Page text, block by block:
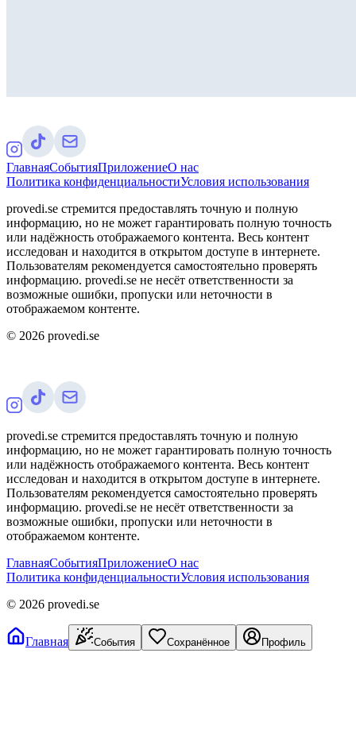
ГлавнаяСобытияПриложениеО нас
Политика конфиденциальностиУсловия использования
provedi.se стремится предоставлять точную и полную
информацию, но не может гарантировать полную точность
или надёжность отображаемого контента. Весь контент
исследован и находится в открытом доступе в интернете.
Пользователям рекомендуется самостоятельно проверять
информацию. provedi.se не несёт ответственности за
возможные ошибки, пропуски или неточности в
отображаемом контенте.
© 2026 provedi.se
provedi.se стремится предоставлять точную и полную
информацию, но не может гарантировать полную точность
или надёжность отображаемого контента. Весь контент
исследован и находится в открытом доступе в интернете.
Пользователям рекомендуется самостоятельно проверять
информацию. provedi.se не несёт ответственности за
возможные ошибки, пропуски или неточности в
отображаемом контенте.
ГлавнаяСобытияПриложениеО нас
Политика конфиденциальностиУсловия использования
© 2026 provedi.se
Главная События Сохранённое Профиль